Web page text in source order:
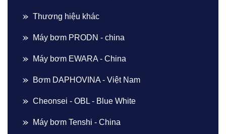
Thương hiệu khác
Máy bơm PRODN - china
Máy bơm EWARA - China
Bơm DAPHOVINA - Việt Nam
Cheonsei - OBL - Blue White
Máy bơm Tenshi - China